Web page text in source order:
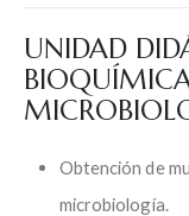
UNIDAD
Obtención de
microbiología.